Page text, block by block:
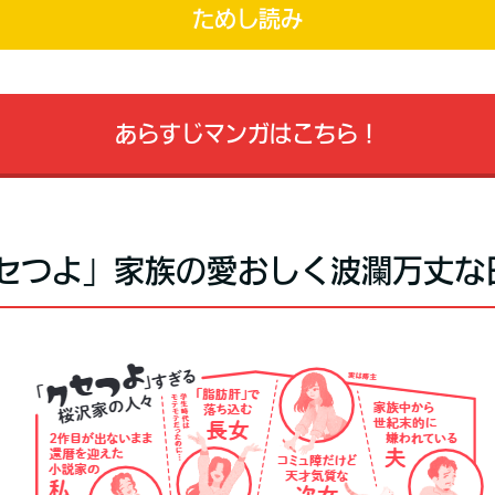
ためし読み
あらすじマンガはこちら！
つよ」家族の愛おしく波瀾万丈な